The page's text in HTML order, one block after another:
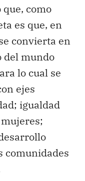
como
es que, en
convierta en
del mundo
lo cual se
ejes
igualdad
comunidades